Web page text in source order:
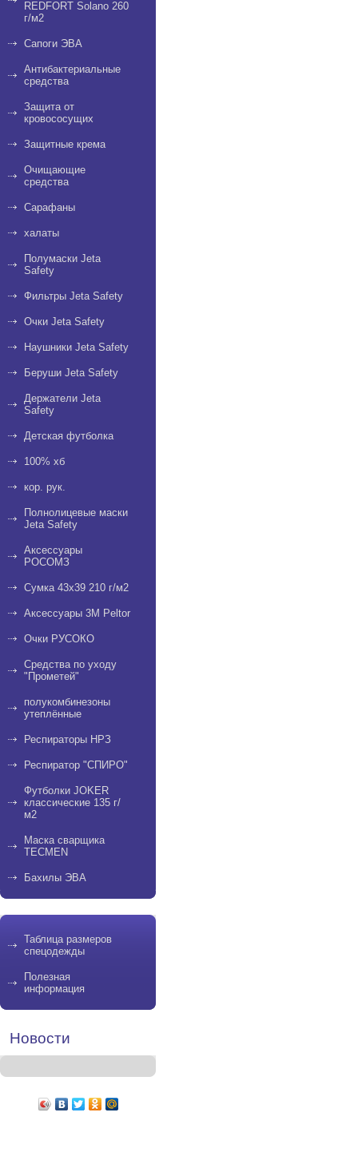
REDFORT Solano 260
г/м2
Сапоги ЭВА
Антибактериальные
средства
Защита от
кровососущих
Защитные крема
Очищающие
средства
Сарафаны
халаты
Полумаски Jeta
Safety
Фильтры Jeta Safety
Очки Jeta Safety
Наушники Jeta Safety
Беруши Jeta Safety
Держатели Jeta
Safety
Детская футболка
100% хб
кор. рук.
Полнолицевые маски
Jeta Safety
Аксессуары
РОСОМЗ
Сумка 43х39 210 г/м2
Аксессуары 3М Peltor
Очки РУСОКО
Средства по уходу
"Прометей"
полукомбинезоны
утеплённые
Респираторы НРЗ
Респиратор "СПИРО"
Футболки JOKER
классические 135 г/
м2
Маска сварщика
TECMEN
Бахилы ЭВА
Таблица размеров
спецодежды
Полезная
информация
Новости